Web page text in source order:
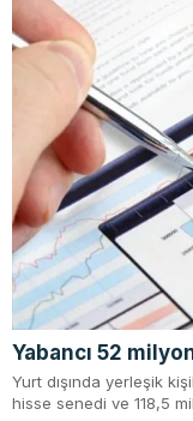
Yabancı 52
Yurt dışında yerleşik
hisse senedi ve 118,5